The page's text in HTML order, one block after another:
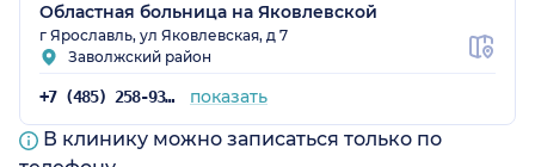
Областная больница на Яковлевской
г Ярославль, ул Яковлевская, д 7
Заволжский район
+7 (485) 258-93-13 показать
В клинику можно записаться только по